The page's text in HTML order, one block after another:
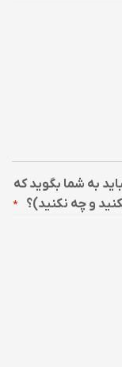
به شما بگوید که
و چه نکنید)؟
*